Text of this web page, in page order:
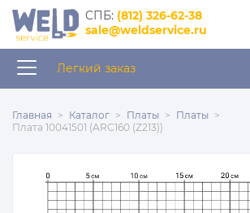
интернет–магазин
запчастей для сварочного
CПБ: (812) 326-62-38
sale@weldservice.ru
Легкий заказ
Главная Каталог Платы
Платы
Плата 10041501 (ARC160 (Z213))